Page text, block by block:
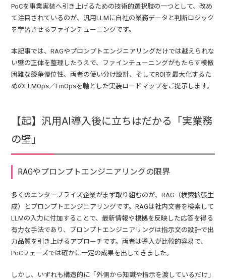
PoCを事業実装へ引き上げるための技術的選択肢の一つとして、改め
て注目されているのが、汎用LLMに自社の業務データと判断ロジック
を学習させるファインチューニングです。
本記事では、RAGやプロンプトエンジニアリングだけでは越えられな
い壁の正体を整理したうえで、ファインチューニングがもたらす模倣
困難な競争優位性、両者の使い分け設計、そしてROIを最大化するた
めのLLMOps／FinOpsを軸とした実装ロードマップをご提示します。
【起】汎用AI導入後に立ちはだかる「実業務
の壁」
RAGやプロンプトエンジニアリングの限界
多くのエンタープライズ企業がまず取り組むのが、RAG（検索拡張生
成）とプロンプトエンジニアリングです。RAGは社内文書を検索して
LLMの入力に付加することで、最新情報や根拠を反映した応答を得る
有力な手法であり、プロンプトエンジニアリングは指示文の設計で出
力品質を引き上げるアプローチです。両者は導入が比較的容易で、
PoCフェーズでは確かに一定の成果を出してきました。
しかし、いずれも構造的に「外側から知識や指示を渡しているだけ」